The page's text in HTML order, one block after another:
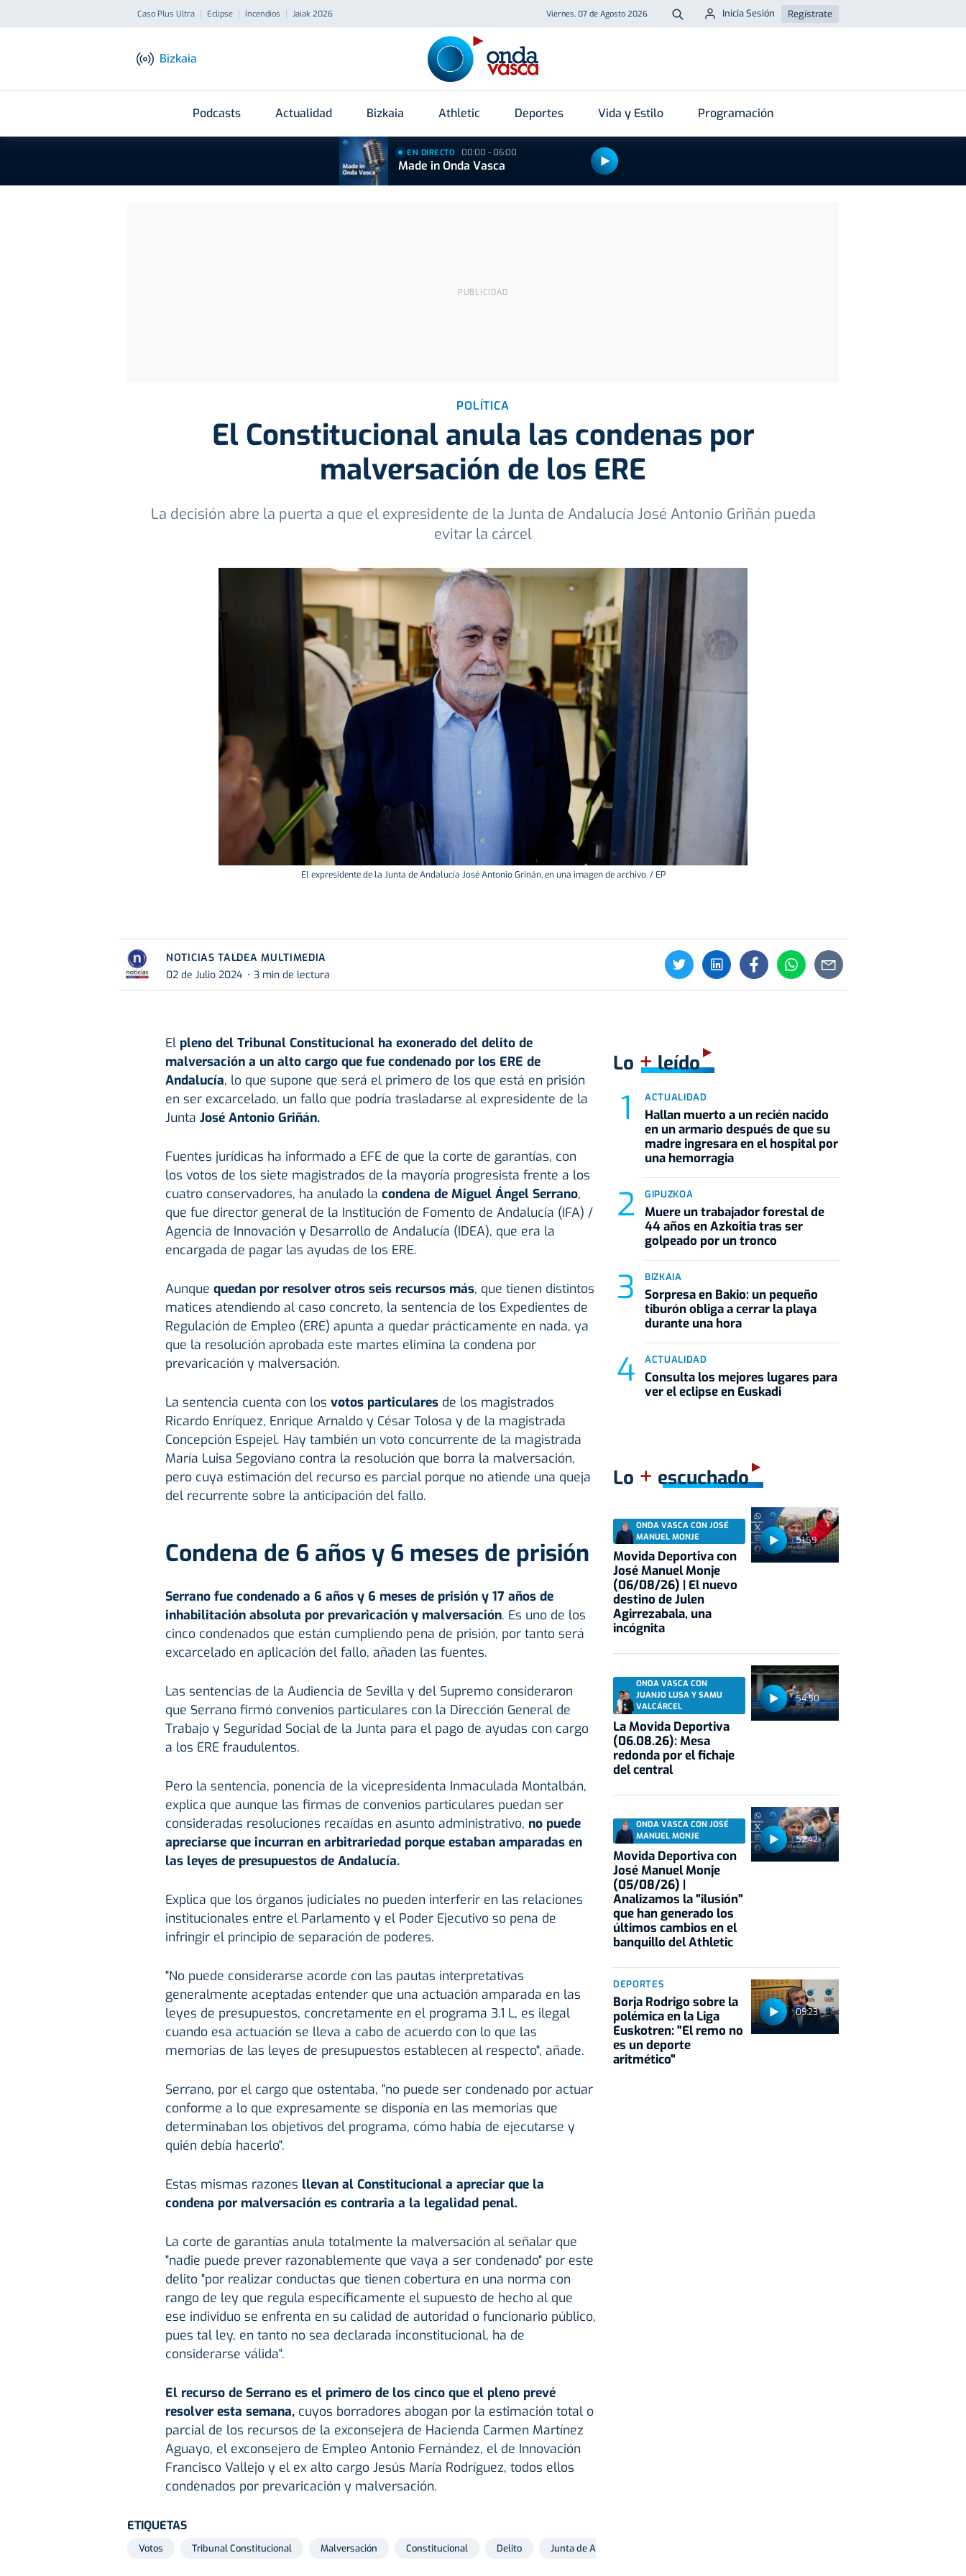
Caso Plus Ultra Eclipse Incendios Jaiak 2026 Viernes, 07 de Agosto 2026 Buscar
Inicia Sesión Regístrate
Bizkaia
Podcasts Actualidad Bizkaia Athletic Deportes Vida y Estilo Programación
EN DIRECTO 00:00 - 06:00
Made in Onda Vasca
POLÍTICA
El Constitucional anula las condenas por
malversación de los ERE
La decisión abre la puerta a que el expresidente de la Junta de Andalucía José Antonio Griñán pueda
evitar la cárcel
El expresidente de la Junta de Andalucía José Antonio Grinán, en una imagen de archivo. / EP
NOTICIAS TALDEA MULTIMEDIA
02 de Julio 2024
3 min de lectura
El pleno del Tribunal Constitucional ha exonerado del delito de
malversación a un alto cargo que fue condenado por los ERE de
Andalucía, lo que supone que será el primero de los que está en prisión
en ser excarcelado, un fallo que podría trasladarse al expresidente de la
Junta José Antonio Griñán.
Fuentes jurídicas ha informado a EFE de que la corte de garantías, con
los votos de los siete magistrados de la mayoría progresista frente a los
cuatro conservadores, ha anulado la condena de Miguel Ángel Serrano,
que fue director general de la Institución de Fomento de Andalucía (IFA) /
Agencia de Innovación y Desarrollo de Andalucía (IDEA), que era la
encargada de pagar las ayudas de los ERE.
Aunque quedan por resolver otros seis recursos más, que tienen distintos
matices atendiendo al caso concreto, la sentencia de los Expedientes de
Regulación de Empleo (ERE) apunta a quedar prácticamente en nada, ya
que la resolución aprobada este martes elimina la condena por
prevaricación y malversación.
La sentencia cuenta con los votos particularesde los magistrados
Ricardo Enríquez, Enrique Arnaldo y César Tolosa y de la magistrada
Concepción Espejel. Hay también un voto concurrente de la magistrada
María Luisa Segoviano contra la resolución que borra la malversación,
pero cuya estimación del recurso es parcial porque no atiende una queja
del recurrente sobre la anticipación del fallo.
Condena de 6 años y 6 meses de prisión
Serrano fue condenado a 6 años y 6 meses de prisión y 17 años de
inhabilitación absoluta por prevaricación y malversación. Es uno de los
cinco condenados que están cumpliendo pena de prisión, por tanto será
excarcelado en aplicación del fallo, añaden las fuentes.
Las sentencias de la Audiencia de Sevilla y del Supremo consideraron
que Serrano firmó convenios particulares con la Dirección General de
Trabajo y Seguridad Social de la Junta para el pago de ayudas con cargo
a los ERE fraudulentos.
Pero la sentencia, ponencia de la vicepresidenta Inmaculada Montalbán,
explica que aunque las firmas de convenios particulares puedan ser
consideradas resoluciones recaídas en asunto administrativo, no puede
apreciarse que incurran en arbitrariedad porque estaban amparadas en
las leyes de presupuestos de Andalucía.
Explica que los órganos judiciales no pueden interferir en las relaciones
institucionales entre el Parlamento y el Poder Ejecutivo so pena de
infringir el principio de separación de poderes.
"No puede considerarse acorde con las pautas interpretativas
generalmente aceptadas entender que una actuación amparada en las
leyes de presupuestos, concretamente en el programa 3.1 L, es ilegal
cuando esa actuación se lleva a cabo de acuerdo con lo que las
memorias de las leyes de presupuestos establecen al respecto", añade.
Serrano, por el cargo que ostentaba, "no puede ser condenado por actuar
conforme a lo que expresamente se disponía en las memorias que
determinaban los objetivos del programa, cómo había de ejecutarse y
quién debía hacerlo".
Estas mismas razones llevan al Constitucional a apreciar que la
condena por malversación es contraria a la legalidad penal.
La corte de garantías anula totalmente la malversación al señalar que
"nadie puede prever razonablemente que vaya a ser condenado" por este
delito "por realizar conductas que tienen cobertura en una norma con
rango de ley que regula específicamente el supuesto de hecho al que
ese individuo se enfrenta en su calidad de autoridad o funcionario público,
pues tal ley, en tanto no sea declarada inconstitucional, ha de
considerarse válida".
El recurso de Serrano es el primero de los cinco que el pleno prevé
resolver esta semana, cuyos borradores abogan por la estimación total o
parcial de los recursos de la exconsejera de Hacienda Carmen Martínez
Aguayo, el exconsejero de Empleo Antonio Fernández, el de Innovación
Francisco Vallejo y el ex alto cargo Jesús María Rodríguez, todos ellos
condenados por prevaricación y malversación.
ETIQUETAS
Votos Tribunal Constitucional Malversación Constitucional Delito Junta de Andalucía
Lo +leído
ACTUALIDAD
Hallan muerto a un recién nacido
en un armario después de que su
madre ingresara en el hospital por
una hemorragia
GIPUZKOA
Muere un trabajador forestal de
44 años en Azkoitia tras ser
golpeado por un tronco
BIZKAIA
Sorpresa en Bakio: un pequeño
tiburón obliga a cerrar la playa
durante una hora
ACTUALIDAD
Consulta los mejores lugares para
ver el eclipse en Euskadi
Lo + escuchado
51:59
ONDA VASCA CON JOSÉ
MANUEL MONJE
Movida Deportiva con
José Manuel Monje
(06/08/26) | El nuevo
destino de Julen
Agirrezabala, una
incógnita
54:50
ONDA VASCA CON
JUANJO LUSA Y SAMU
VALCÁRCEL
La Movida Deportiva
(06.08.26): Mesa
redonda por el fichaje
del central
52:42
ONDA VASCA CON JOSÉ
MANUEL MONJE
Movida Deportiva con
José Manuel Monje
(05/08/26) |
Analizamos la "ilusión"
que han generado los
últimos cambios en el
banquillo del Athletic
09:23
DEPORTES
Borja Rodrigo sobre la
polémica en la Liga
Euskotren: "El remo no
es un deporte
aritmético"